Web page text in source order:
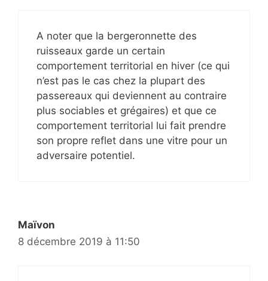
A noter que la bergeronnette des
ruisseaux garde un certain
comportement territorial en hiver (ce qui
n’est pas le cas chez la plupart des
passereaux qui deviennent au contraire
plus sociables et grégaires) et que ce
comportement territorial lui fait prendre
son propre reflet dans une vitre pour un
adversaire potentiel.
Maïvon
8 décembre 2019 à 11:50